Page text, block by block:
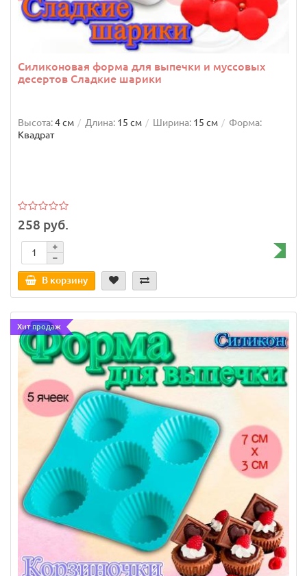
Силиконовая форма для выпечки и муссовых
десертов Сладкие шарики
Высота:4 см Длина: 15 см Ширина: 15 см
Форма:
Квадрат
258 руб.
В корзину
Хит продаж